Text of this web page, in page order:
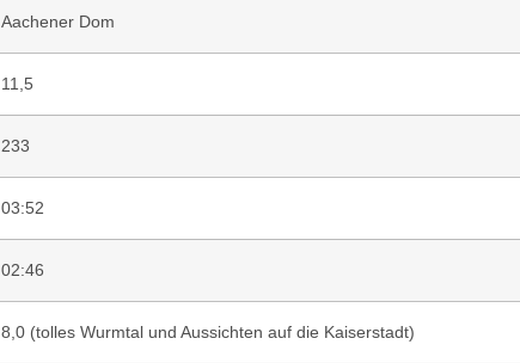
Aachener Dom
11,5
233
03:52
02:46
8,0 (tolles Wurmtal und Aussichten auf die Kaiserstadt)